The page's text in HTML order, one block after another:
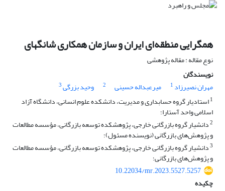
همگرایی منطقه‌ای ایران و سازمان همکاری شانگهای
نوع مقاله : مقاله پژوهشی
نویسندگان
مهران نصیرزاد 1 میرعبداله حسینی 2 وحید بزرگی3
1استادیار گروه حسابداری و مدیریت، دانشکده علوم انسانی، دانشگاه آزاد
اسلامی واحد آستارا؛
2دانشیار گروه بازرگانی خارجی، پژوهشکده توسعه بازرگانی، مؤسسه مطالعات
‌و پژوهش‌های بازرگانی (نویسنده مسئول)؛
3دانشیار گروه بازرگانی خارجی، پژوهشکده توسعه بازرگانی، مؤسسه مطالعات
‌و پژوهش‌های بازرگانی؛
10.22034/mr.2023.5527.5257
چکیده